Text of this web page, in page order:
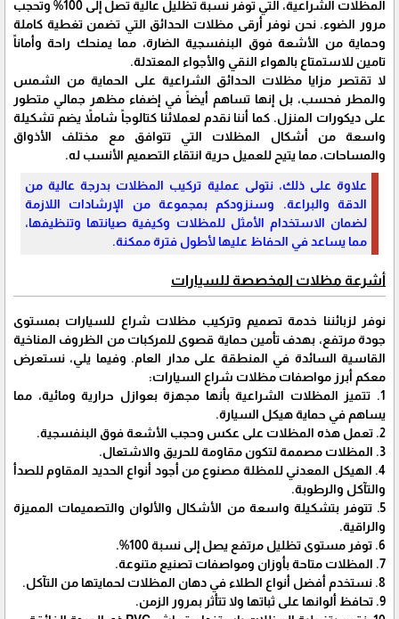
المظلات الشراعية، التي توفر نسبة تظليل عالية تصل إلى 100% وتحجب
مرور الضوء. نحن نوفر أرقى مظلات الحدائق التي تضمن تغطية كاملة
وحماية من الأشعة فوق البنفسجية الضارة، مما يمنحك راحة وأماناً
تامين للاستمتاع بالهواء النقي والأجواء المعتدلة.
لا تقتصر مزايا مظلات الحدائق الشراعية على الحماية من الشمس
والمطر فحسب، بل إنها تساهم أيضاً في إضفاء مظهر جمالي متطور
على ديكورات المنزل. كما أننا نقدم لعملائنا كتالوجاً شاملاً يضم تشكيلة
واسعة من أشكال المظلات التي تتوافق مع مختلف الأذواق
والمساحات، مما يتيح للعميل حرية انتقاء التصميم الأنسب له.
علاوة على ذلك، نتولى عملية تركيب المظلات بدرجة عالية من
الدقة والبراعة. وسنزودكم بمجموعة من الإرشادات اللازمة
لضمان الاستخدام الأمثل للمظلات وكيفية صيانتها وتنظيفها،
مما يساعد في الحفاظ عليها لأطول فترة ممكنة.
أشرعة مظلات المخصصة للسيارات
نوفر لزبائننا خدمة تصميم وتركيب مظلات شراع للسيارات بمستوى
جودة مرتفع، بهدف تأمين حماية قصوى للمركبات من الظروف المناخية
القاسية السائدة في المنطقة على مدار العام. وفيما يلي، نستعرض
معكم أبرز مواصفات مظلات شراع السيارات:
1. تتميز المظلات الشراعية بأنها مجهزة بعوازل حرارية ومائية، مما
يساهم في حماية هيكل السيارة.
2. تعمل هذه المظلات على عكس وحجب الأشعة فوق البنفسجية.
3. المظلات مصممة لتكون مقاومة للحريق والاشتعال.
4. الهيكل المعدني للمظلة مصنوع من أجود أنواع الحديد المقاوم للصدأ
والتآكل والرطوبة.
5. تتوفر بتشكيلة واسعة من الأشكال والألوان والتصميمات المميزة
والراقية.
6. توفر مستوى تظليل مرتفع يصل إلى نسبة 100%.
7. المظلات متاحة بأوزان ومواصفات تصنيع متنوعة.
8. نستخدم أفضل أنواع الطلاء في دهان المظلات لحمايتها من التآكل.
9. تحافظ ألوانها على ثباتها ولا تتأثر بمرور الزمن.